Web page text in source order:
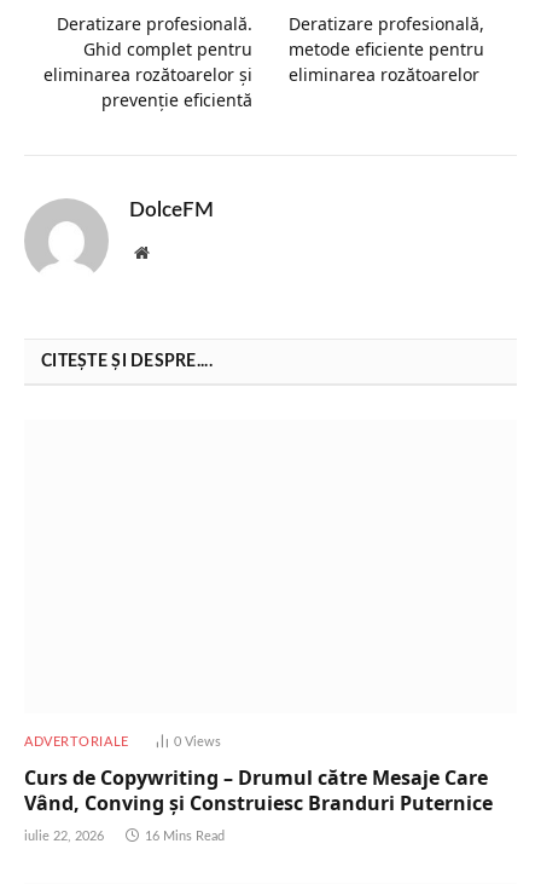
Deratizare profesională.
Ghid complet pentru
eliminarea rozătoarelor și
prevenție eficientă
Deratizare profesională,
metode eficiente pentru
eliminarea rozătoarelor
DolceFM
Website
CITEȘTE ȘI DESPRE....
ADVERTORIALE 0 Views
Curs de Copywriting – Drumul către Mesaje Care
Vând, Conving și Construiesc Branduri Puternice
iulie 22, 2026 16 Mins Read